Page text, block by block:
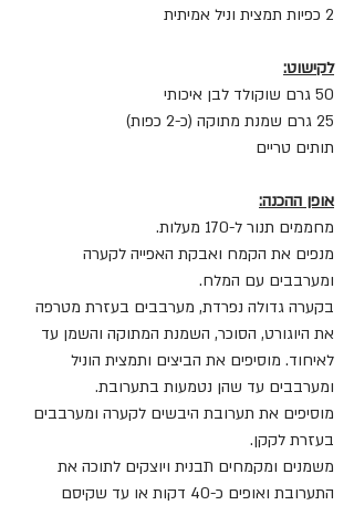
2 כפיות תמצית וניל אמיתית
לקישוט:
50 גרם שוקולד לבן איכותי
25 גרם שמנת מתוקה (כ-2 כפות)
תותים טריים
אופן ההכנה:
מחממים תנור ל-170 מעלות.
מנפים את הקמח ואבקת האפייה לקערה
ומערבבים עם המלח.
בקערה גדולה נפרדת, מערבבים בעזרת מטרפה
את היוגורט, הסוכר, השמנת המתוקה והשמן עד
לאיחוד. מוסיפים את הביצים ותמצית הוניל
ומערבבים עד שהן נטמעות בתערובת.
מוסיפים את תערובת היבשים לקערה ומערבבים
בעזרת לקקן.
משמנים ומקמחים תבנית ויוצקים לתוכה את
התערובת ואופים כ-40 דקות או עד שקיסם